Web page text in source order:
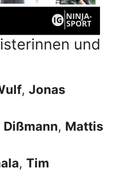
und
, Jonas
Dißmann, Mattis
, Tim